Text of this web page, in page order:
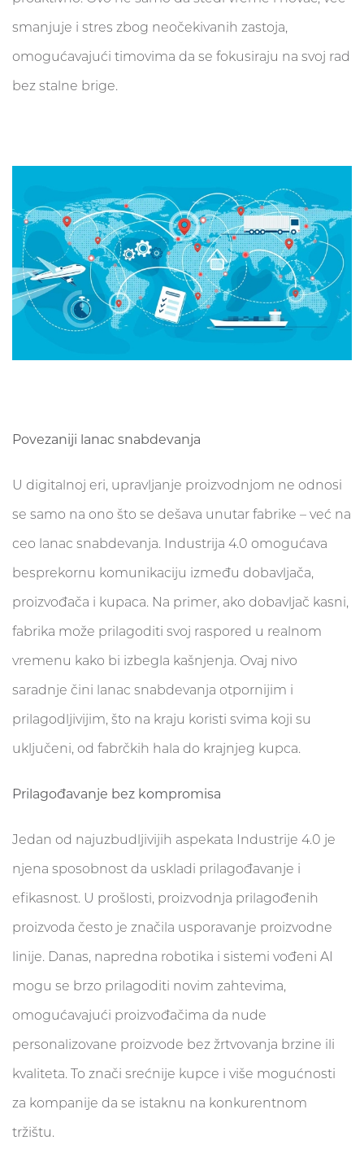
smanjuje i stres zbog neočekivanih zastoja,
omogućavajući timovima da se fokusiraju na svoj rad
bez stalne brige.
Povezaniji lanac snabdevanja
U digitalnoj eri, upravljanje proizvodnjom ne odnosi
se samo na ono što se dešava unutar fabrike – već na
ceo lanac snabdevanja. Industrija 4.0 omogućava
besprekornu komunikaciju između dobavljača,
proizvođača i kupaca. Na primer, ako dobavljač kasni,
fabrika može prilagoditi svoj raspored u realnom
vremenu kako bi izbegla kašnjenja. Ovaj nivo
saradnje čini lanac snabdevanja otpornijim i
prilagodljivijim, što na kraju koristi svima koji su
uključeni, od fabrčkih hala do krajnjeg kupca.
Prilagođavanje bez kompromisa
Jedan od najuzbudljivijih aspekata Industrije 4.0 je
njena sposobnost da uskladi prilagođavanje i
efikasnost. U prošlosti, proizvodnja prilagođenih
proizvoda često je značila usporavanje proizvodne
linije. Danas, napredna robotika i sistemi vođeni AI
mogu se brzo prilagoditi novim zahtevima,
omogućavajući proizvođačima da nude
personalizovane proizvode bez žrtvovanja brzine ili
kvaliteta. To znači srećnije kupce i više mogućnosti
za kompanije da se istaknu na konkurentnom
tržištu.